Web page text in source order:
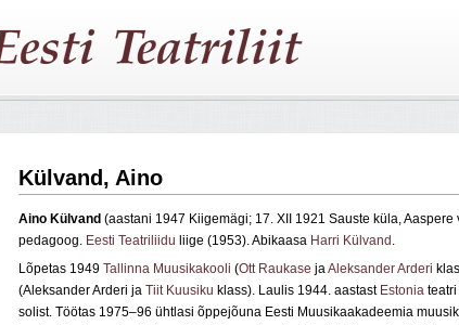
Külvand, Aino
Aino Külvand (aastani 1947 Kiigemägi; 17. XII 1921 Sauste küla, Aaspere
pedagoog. Eesti Teatriliidu liige (1953). Abikaasa Harri Külvand .
Lõpetas 1949 Tallinna Muusikakooli (Ott Raukase jaAleksander Arderi
(Aleksander Arderi ja Tiit Kuusiku klass). Laulis 1944. aastast Estonia
solist. Töötas 1975–96 ühtlasi õppejõuna Eesti Muusikaakadeemia